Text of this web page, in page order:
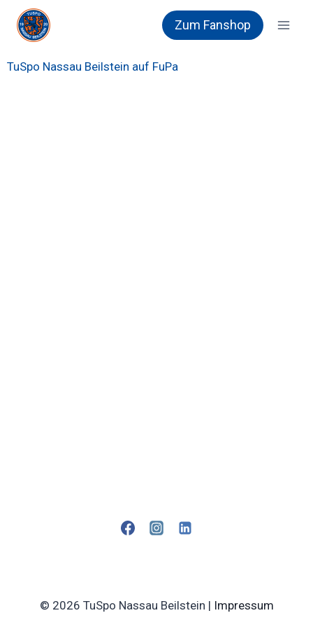
Zum Fanshop
TuSpo Nassau Beilstein auf FuPa
© 2026 TuSpo Nassau Beilstein | Impressum